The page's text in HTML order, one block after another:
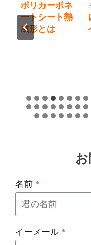
ポリカーボネ
ートシート熱
成形とは
名前 *
イーメール *